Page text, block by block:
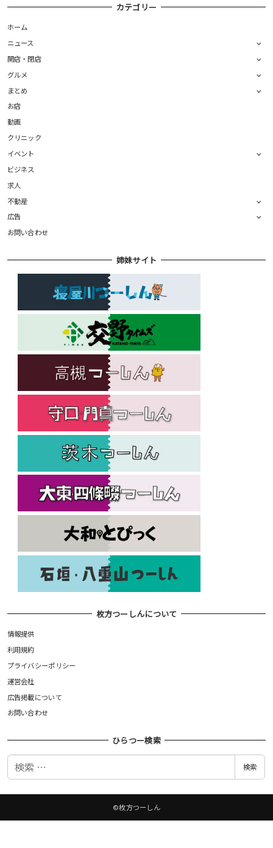
カテゴリー
ホーム
ニュース
開店・閉店
グルメ
まとめ
お店
動画
クリニック
イベント
ビジネス
求人
不動産
広告
お問い合わせ
姉妹サイト
枚方つーしんについて
情報提供
利用規約
プライバシーポリシー
運営会社
広告掲載について
お問い合わせ
ひらつー検索
検
検索
©枚方つーしん